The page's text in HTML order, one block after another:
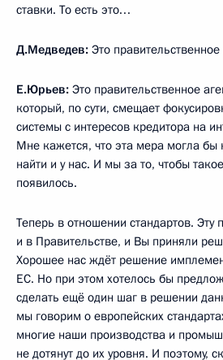
ставки. То есть это…
Д.Медведев: Это правительственное
Е.Юрьев: Это правительственное
который, по сути, смещает
системы с интересов кредитора на
Мне кажется, что эта мера могла бы
найти и у нас. И мы за то, чтобы
появилось.
Теперь в отношении стандартов. Эту
и в Правительстве, и Вы приняли
Хорошее нас ждёт решение
ЕС. Но при этом хотелось бы
сделать ещё один шаг в решении
мы говорим о европейских
многие наши производства и
не дотянут до их уровня. И поэтому,